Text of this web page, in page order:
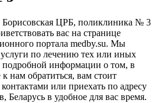
Борисовская ЦРБ, поликлиника № 3
вас на странице
портала medby.su. Мы
по лечению тех или иных
подробной информации о том, в
нам обратиться, вам стоит
или приехать по адресу
Беларусь в удобное для вас время.